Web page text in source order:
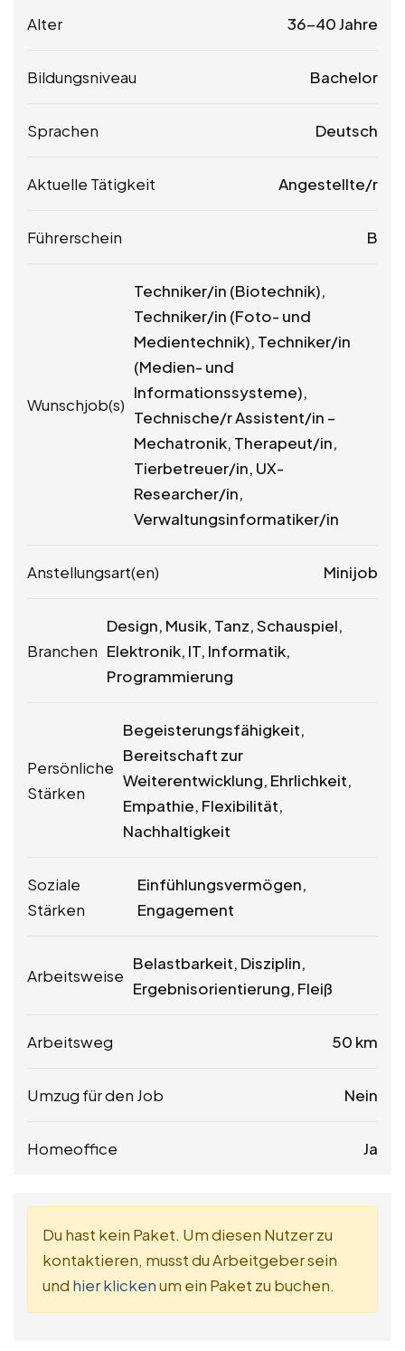
Alter 36-40 Jahre
Bildungsniveau Bachelor
Sprachen Deutsch
Aktuelle Tätigkeit Angestellte/r
Führerschein B
Wunschjob(s)
Techniker/in (Biotechnik),
Techniker/in (Foto- und
Medientechnik), Techniker/in
(Medien- und
Informationssysteme),
Technische/r Assistent/in –
Mechatronik, Therapeut/in,
Tierbetreuer/in, UX-
Researcher/in,
Verwaltungsinformatiker/in
Anstellungsart(en) Minijob
Branchen
Design, Musik, Tanz, Schauspiel,
Elektronik, IT, Informatik,
Programmierung
Persönliche
Stärken
Begeisterungsfähigkeit,
Bereitschaft zur
Weiterentwicklung, Ehrlichkeit,
Empathie, Flexibilität,
Nachhaltigkeit
Soziale
Stärken
Einfühlungsvermögen,
Engagement
Arbeitsweise
Belastbarkeit, Disziplin,
Ergebnisorientierung, Fleiß
Arbeitsweg 50 km
Umzug für den Job Nein
Homeoffice Ja
Du hast kein Paket. Um diesen Nutzer zu
kontaktieren, musst du Arbeitgeber sein
und hier klickenum ein Paket zu buchen.